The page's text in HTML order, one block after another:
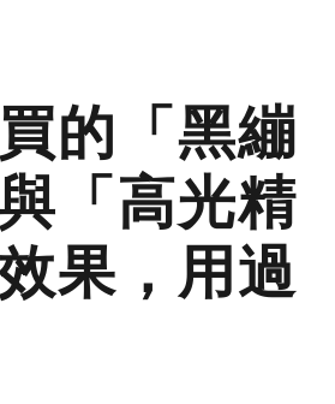
的「黑繃
「高光精
果，用過